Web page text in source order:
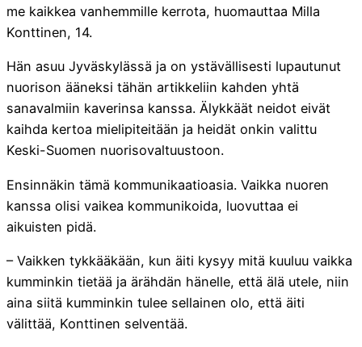
me kaikkea vanhemmille kerrota, huomauttaa Milla
Konttinen, 14.
Hän asuu Jyväskylässä ja on ystävällisesti lupautunut
nuorison ääneksi tähän artikkeliin kahden yhtä
sanavalmiin kaverinsa kanssa. Älykkäät neidot eivät
kaihda kertoa mielipiteitään ja heidät onkin valittu
Keski-Suomen nuorisovaltuustoon.
Ensinnäkin tämä kommunikaatioasia. Vaikka nuoren
kanssa olisi vaikea kommunikoida, luovuttaa ei
aikuisten pidä.
– Vaikken tykkääkään, kun äiti kysyy mitä kuuluu vaikka
kumminkin tietää ja ärähdän hänelle, että älä utele, niin
aina siitä kumminkin tulee sellainen olo, että äiti
välittää, Konttinen selventää.